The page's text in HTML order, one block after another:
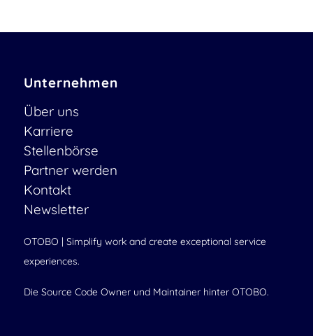
Unternehmen
Über uns
Karriere
Stellenbörse
Partner werden
Kontakt
Newsletter
OTOBO | Simplify work and create exceptional service
experiences.
Die Source Code Owner und Maintainer hinter OTOBO.